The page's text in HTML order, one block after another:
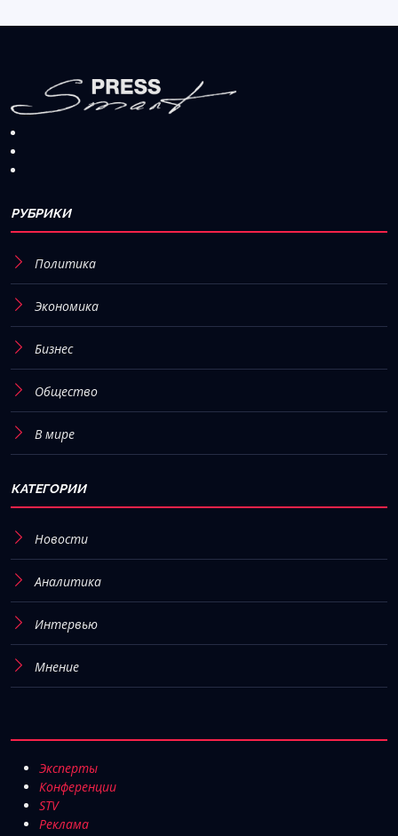
РУБРИКИ
Политика
Экономика
Бизнес
Общество
В мире
КАТЕГОРИИ
Новости
Аналитика
Интервью
Мнение
Эксперты
Конференции
STV
Реклама